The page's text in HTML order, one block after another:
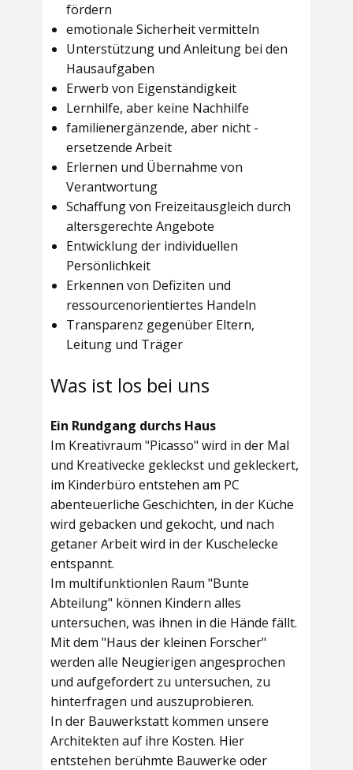
fördern
emotionale Sicherheit vermitteln
Unterstützung und Anleitung bei den
Hausaufgaben
Erwerb von Eigenständigkeit
Lernhilfe, aber keine Nachhilfe
familienergänzende, aber nicht -
ersetzende Arbeit
Erlernen und Übernahme von
Verantwortung
Schaffung von Freizeitausgleich durch
altersgerechte Angebote
Entwicklung der individuellen
Persönlichkeit
Erkennen von Defiziten und
ressourcenorientiertes Handeln
Transparenz gegenüber Eltern,
Leitung und Träger
Was ist los bei uns
Ein Rundgang durchs Haus
Im Kreativraum "Picasso" wird in der Mal
und Kreativecke gekleckst und gekleckert,
im Kinderbüro entstehen am PC
abenteuerliche Geschichten, in der Küche
wird gebacken und gekocht, und nach
getaner Arbeit wird in der Kuschelecke
entspannt.
Im multifunktionlen Raum "Bunte
Abteilung" können Kindern alles
untersuchen, was ihnen in die Hände fällt.
Mit dem "Haus der kleinen Forscher"
werden alle Neugierigen angesprochen
und aufgefordert zu untersuchen, zu
hinterfragen und auszuprobieren.
In der Bauwerkstatt kommen unsere
Architekten auf ihre Kosten. Hier
entstehen berühmte Bauwerke oder